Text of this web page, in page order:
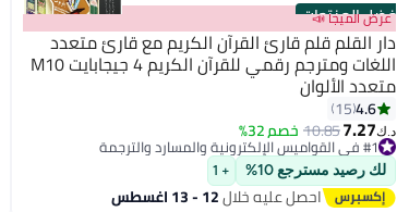
أفضل المنتجات
عرض الميجا 📣
دار القلم قلم قارئ القرآن الكريم مع قارئ متعدد
اللغات ومترجم رقمي للقرآن الكريم 4 جيجابايت M10
متعدد الألوان
4.6
15
د.ك‏7.27
10.85خصم 32%
#1 في القواميس الإلكترونية والمسارد والترجمة
تم بيع +90 مؤخرًا
#1 في القواميس الإلكترونية والمسارد والترجمة
لك رصيد مسترجع 10% + 1
احصل عليه خلال12 - 13 اغسطس